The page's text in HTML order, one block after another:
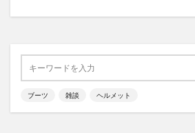
ブーツ 雑談 ヘルメット